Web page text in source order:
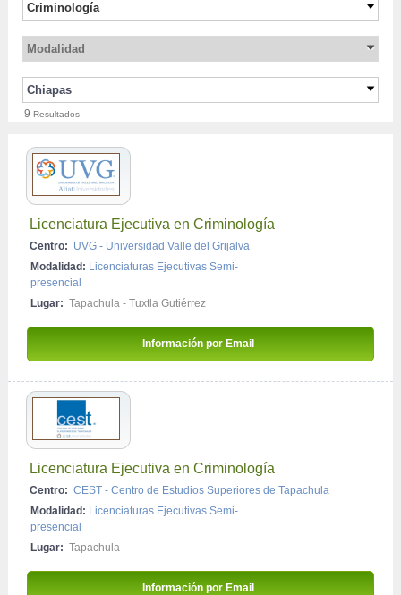
Maestrías Ejecutivas
Maestría
Posgrado
Doctorado
Criminología
Criminología
Estudios Forenses
Modalidad
Presencial
Semi-presencial
Chiapas
Aguascalientes
CDMX - Ciudad de México
ChiapasChiapas
Comitán De Domínguez
Tapachula
Tuxtla Gutiérrez
Chihuahua
Coahuila
Estado de México
Hidalgo
San Luis Potosi
Veracruz
9 Resultados
Licenciatura Ejecutiva en Criminología
Centro: UVG - Universidad Valle del Grijalva
Modalidad: Licenciaturas Ejecutivas Semi-
presencial
Lugar: Tapachula- Tuxtla Gutiérrez
Información por Email
Licenciatura Ejecutiva en Criminología
Centro: CEST - Centro de Estudios Superiores de Tapachula
Modalidad: Licenciaturas Ejecutivas Semi-
presencial
Lugar: Tapachula
Información por Email